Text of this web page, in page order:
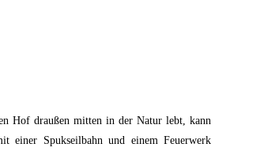
Hof draußen mitten in der Natur lebt, kann
einer Spukseilbahn und einem Feuerwerk